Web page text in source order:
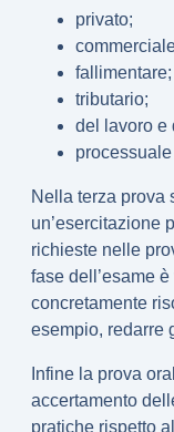
privato;
fallimentare;
tributario;
del lavoro e
Nellaterza prova
un’esercitazione
richieste nelle
fase dell’esame
concretamente
esempio, redarre
Infine la prova
accertamento
pratiche rispetto